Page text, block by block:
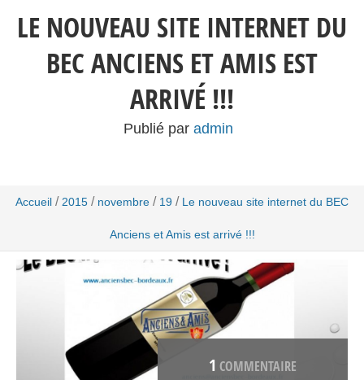
LE NOUVEAU SITE INTERNET DU
BEC ANCIENS ET AMIS EST
ARRIVÉ !!!
Publié par admin
Accueil / 2015 / novembre / 19 / Le nouveau site internet du BEC
Anciens et Amis est arrivé !!!
1 COMMENTAIRE